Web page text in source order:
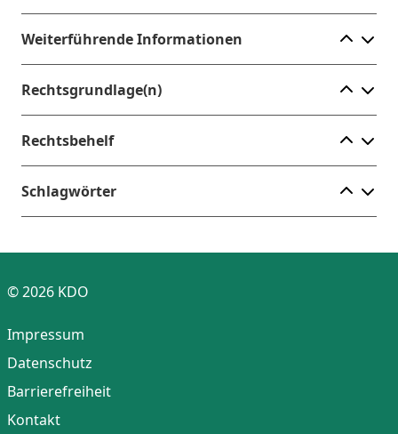
Weiterführende Informationen
Rechtsgrundlage(n)
Rechtsbehelf
Schlagwörter
© 2026 KDO
Impressum
Datenschutz
Barrierefreiheit
Kontakt